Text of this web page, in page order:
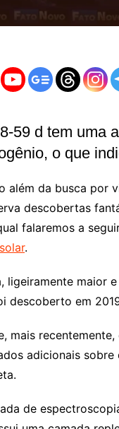
59 d tem uma
o que
além da busca por
descobertas
falaremos a
.
maior
descoberto em
mais recentemente,
adicionais
de